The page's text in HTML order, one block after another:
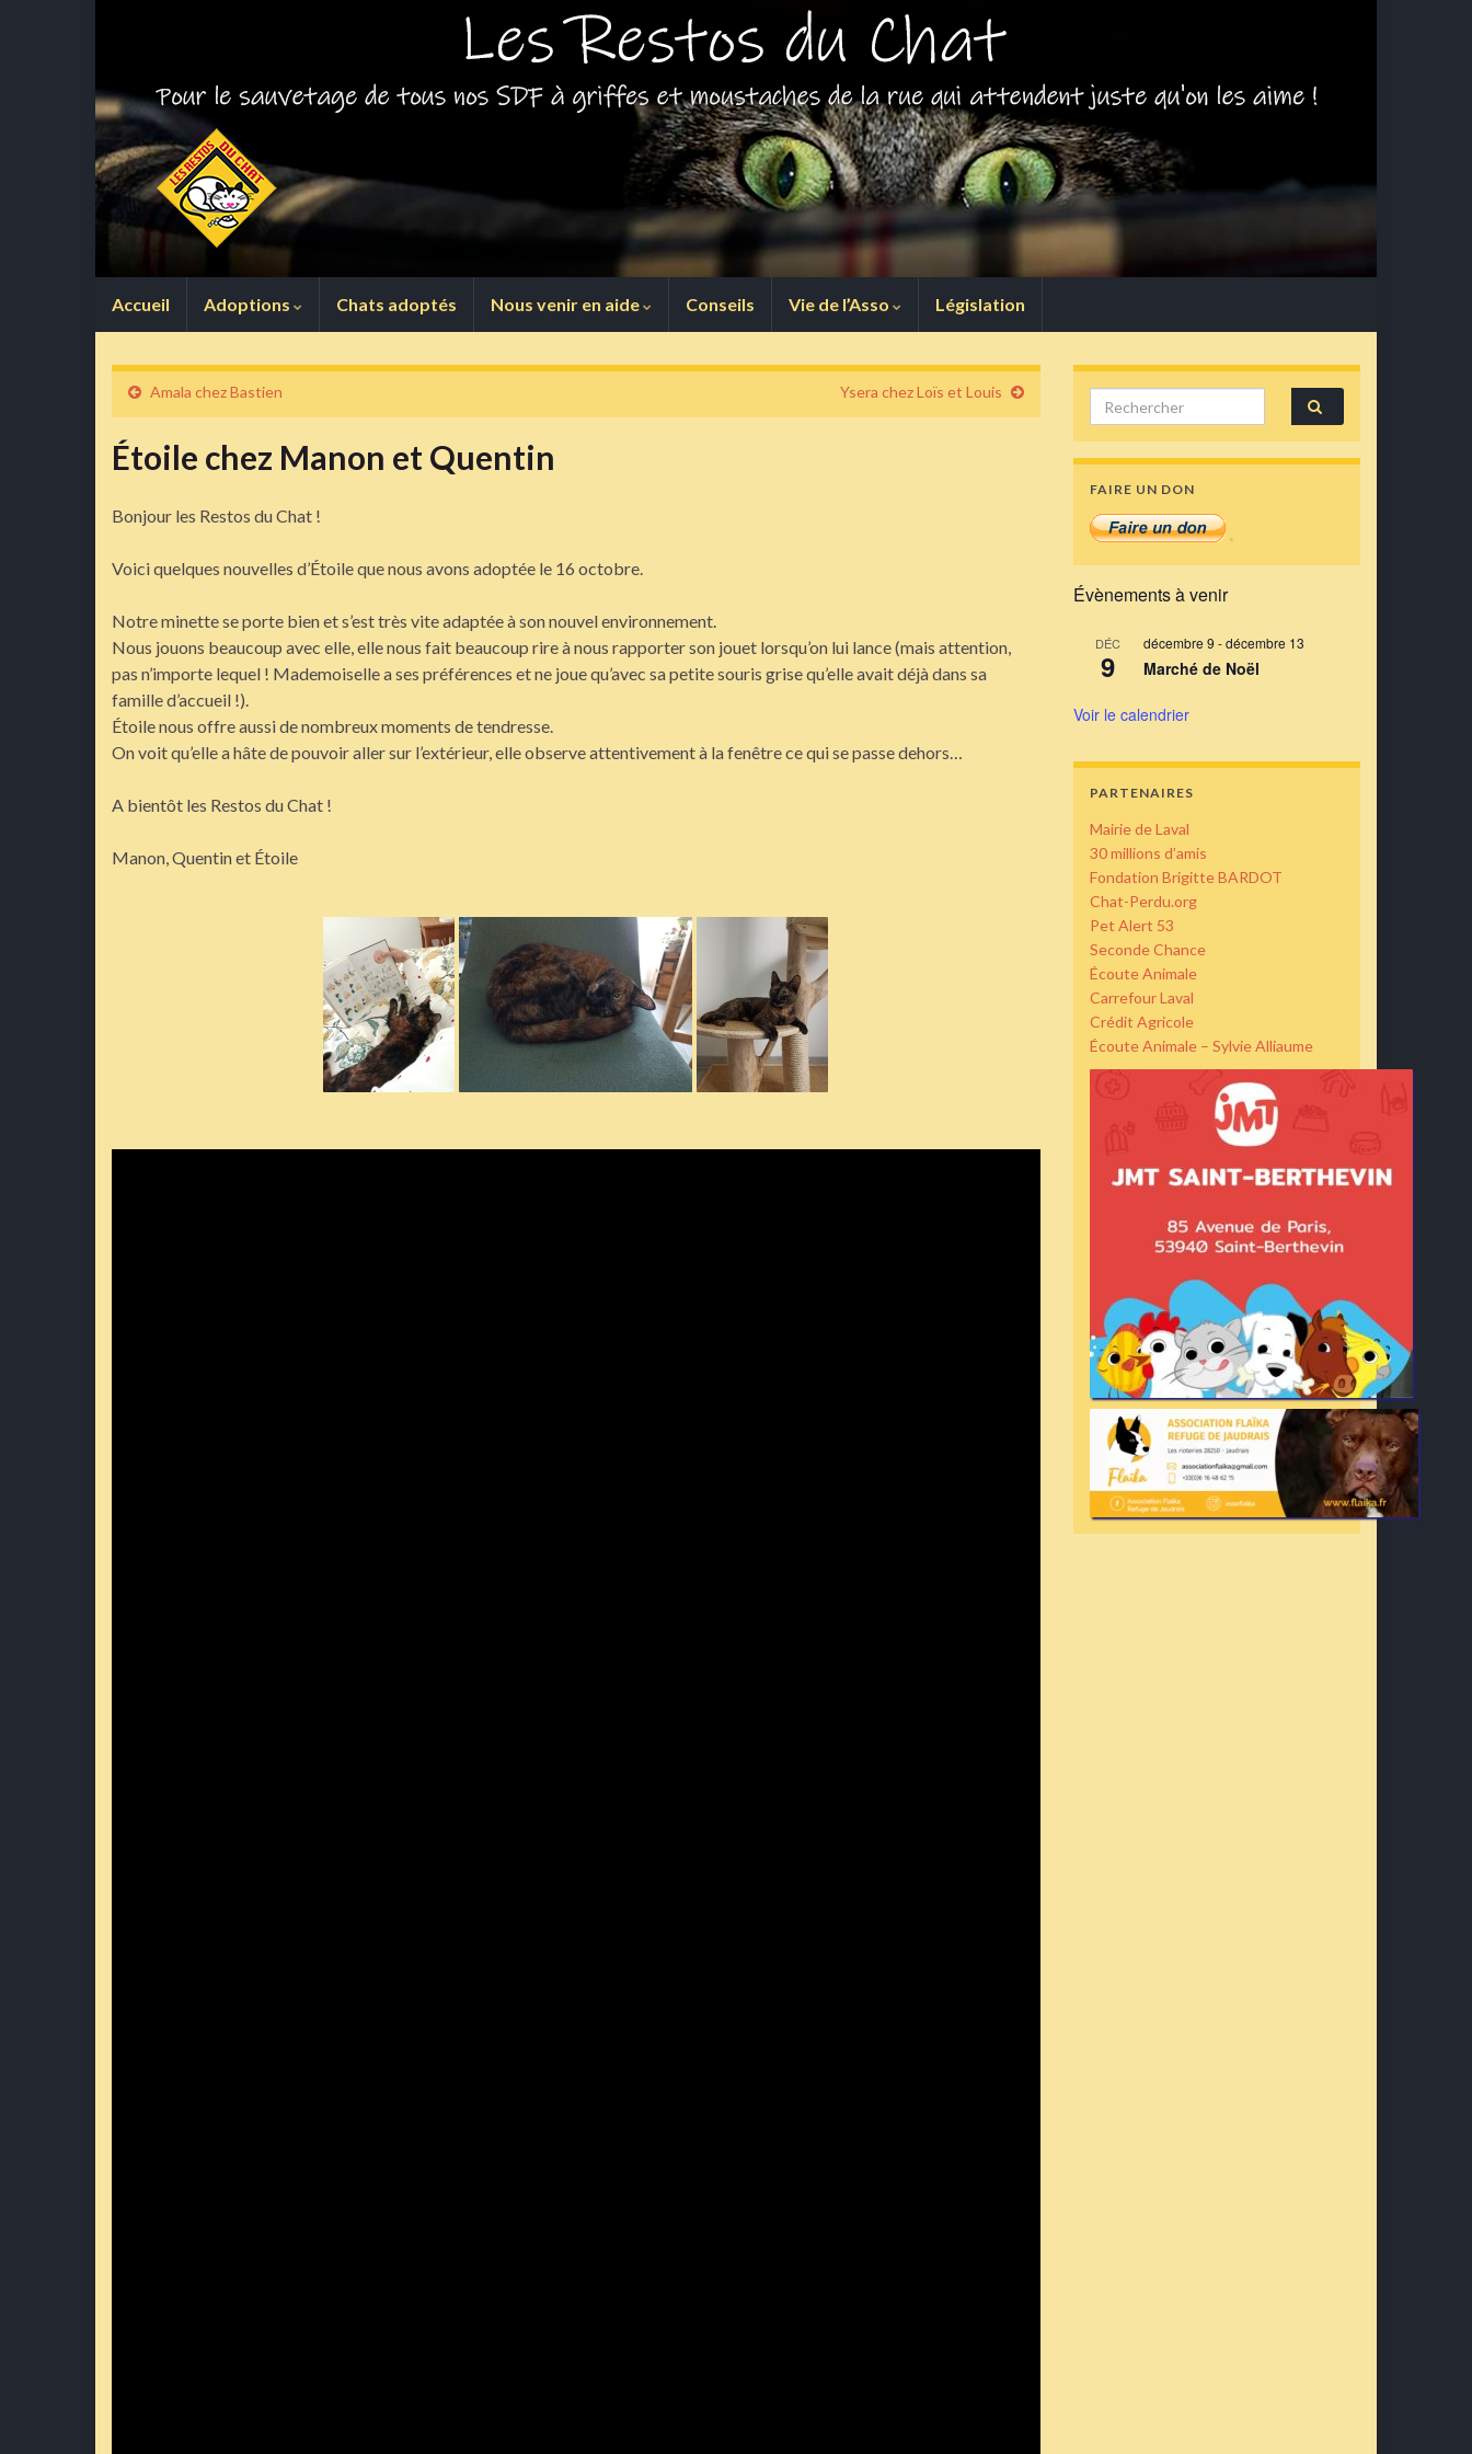
Accueil Adoptions Chats adoptés Nous venir en aide Conseils Vie de l’Asso Législation
Amala chez Bastien Ysera chez Loïs et Louis
Étoile chez Manon et Quentin
Bonjour les Restos du Chat !
Voici quelques nouvelles d’Étoile que nous avons adoptée le 16 octobre.
Notre minette se porte bien et s’est très vite adaptée à son nouvel environnement.
Nous jouons beaucoup avec elle, elle nous fait beaucoup rire à nous rapporter son jouet lorsqu’on lui lance (mais attention,
pas n’importe lequel ! Mademoiselle a ses préférences et ne joue qu’avec sa petite souris grise qu’elle avait déjà dans sa
famille d’accueil !).
Étoile nous offre aussi de nombreux moments de tendresse.
On voit qu’elle a hâte de pouvoir aller sur l’extérieur, elle observe attentivement à la fenêtre ce qui se passe dehors…
A bientôt les Restos du Chat !
Manon, Quentin et Étoile
Search for:
FAIRE UN DON
Évènements à venir
DÉC
9
décembre 9 -décembre 13
Marché de Noël
Voir le calendrier
PARTENAIRES
Mairie de Laval
30 millions d’amis
Fondation Brigitte BARDOT
Chat-Perdu.org
Pet Alert 53
Seconde Chance
Écoute Animale
Carrefour Laval
Crédit Agricole
Écoute Animale – Sylvie Alliaume